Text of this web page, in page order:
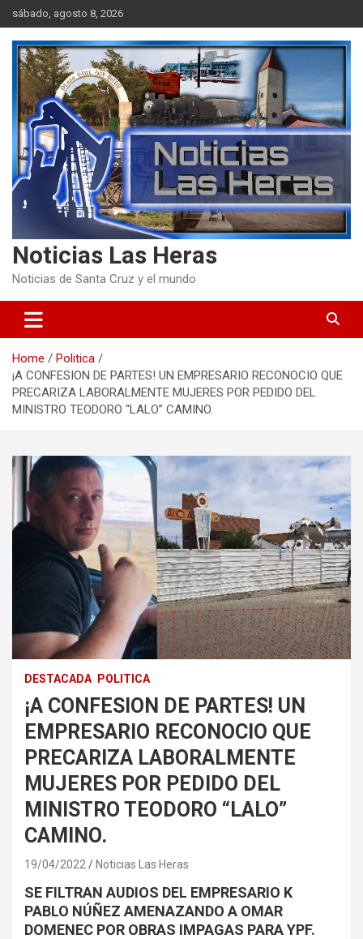
Skip
to
content
sábado, agosto 8, 2026
Noticias Las Heras
Noticias de Santa Cruz y el mundo
Home
Politica
¡A CONFESION DE PARTES! UN EMPRESARIO RECONOCIO QUE
PRECARIZA LABORALMENTE MUJERES POR PEDIDO DEL
MINISTRO TEODORO “LALO” CAMINO.
DESTACADA POLITICA
¡A CONFESION DE PARTES! UN
EMPRESARIO RECONOCIO QUE
PRECARIZA LABORALMENTE
MUJERES POR PEDIDO DEL
MINISTRO TEODORO “LALO”
CAMINO.
19/04/2022 Noticias Las Heras
SE FILTRAN AUDIOS DEL EMPRESARIO K
PABLO NÚÑEZ AMENAZANDO A OMAR
DOMENEC POR OBRAS IMPAGAS PARA YPF.